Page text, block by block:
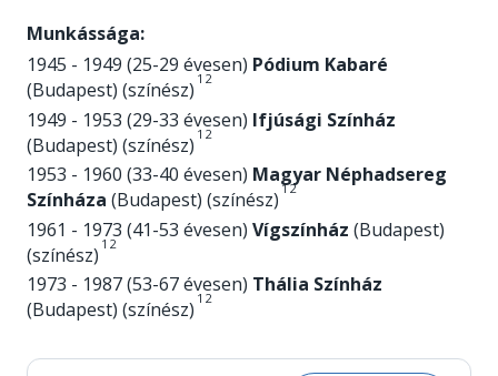
Munkássága:
1945 - 1949 (25-29 évesen) Pódium Kabaré
(Budapest) (színész) 1 2
1949 - 1953 (29-33 évesen) Ifjúsági Színház
(Budapest) (színész) 1 2
1953 - 1960 (33-40 évesen) Magyar Néphadsereg
Színháza (Budapest) (színész) 12
1961 - 1973 (41-53 évesen) Vígszínház (Budapest)
(színész) 1 2
1973 - 1987 (53-67 évesen) Thália Színház
(Budapest) (színész) 1 2